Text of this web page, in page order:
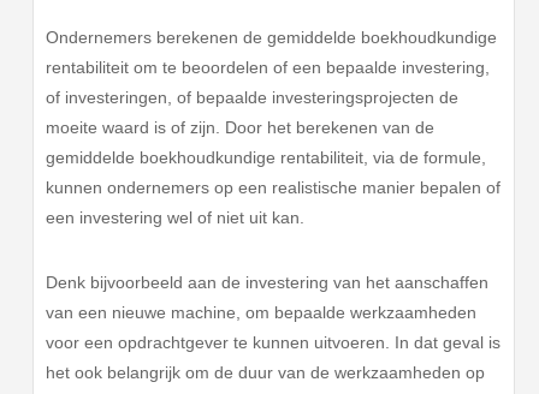
Ondernemers berekenen de gemiddelde boekhoudkundige
rentabiliteit om te beoordelen of een bepaalde investering,
of investeringen, of bepaalde investeringsprojecten de
moeite waard is of zijn. Door het berekenen van de
gemiddelde boekhoudkundige rentabiliteit, via de formule,
kunnen ondernemers op een realistische manier bepalen of
een investering wel of niet uit kan.
Denk bijvoorbeeld aan de investering van het aanschaffen
van een nieuwe machine, om bepaalde werkzaamheden
voor een opdrachtgever te kunnen uitvoeren. In dat geval is
het ook belangrijk om de duur van de werkzaamheden op